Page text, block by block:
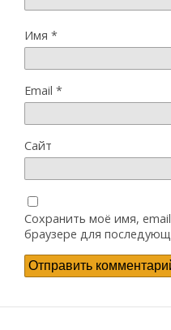
Имя *
Email *
Сайт
Сохранить моё имя,
браузере для